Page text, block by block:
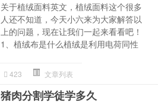
关于植绒面料英文，植绒面料这个很多
人还不知道，今天小六来为大家解答以
上的问题，现在让我们一起来看看吧！
1、植绒布是什么植绒是利用电荷同性
423 文章列表
猪肉分割学徒学多久